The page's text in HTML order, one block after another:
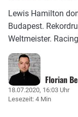
Lewis Hamilton
Budapest.
Weltmeister.
Florian
18.07.2020, 16:03 Uhr
Lesezeit: 4 Min